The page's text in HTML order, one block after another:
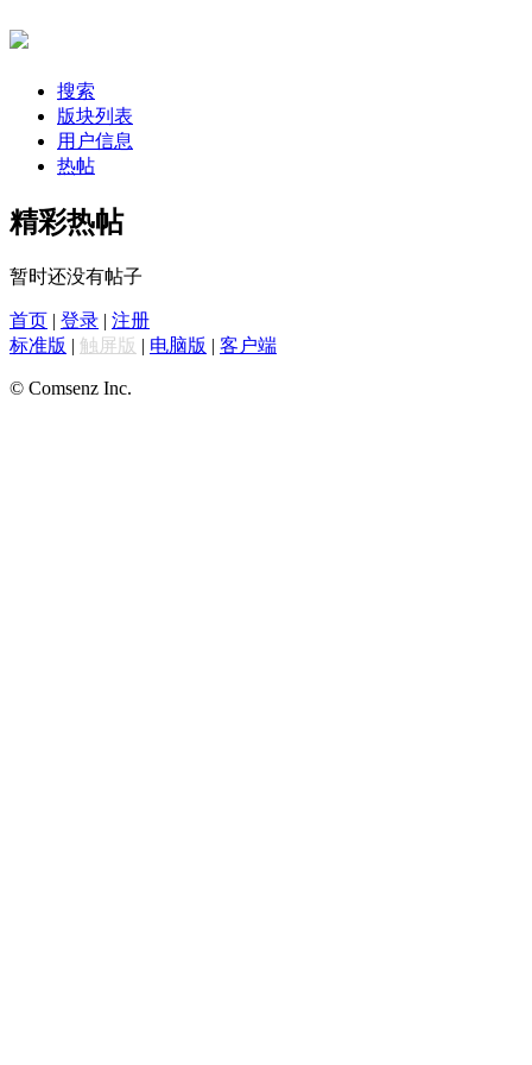
搜索
版块列表
用户信息
热帖
精彩热帖
暂时还没有帖子
首页 | 登录 | 注册
标准版 | 触屏版 | 电脑版 | 客户端
© Comsenz Inc.